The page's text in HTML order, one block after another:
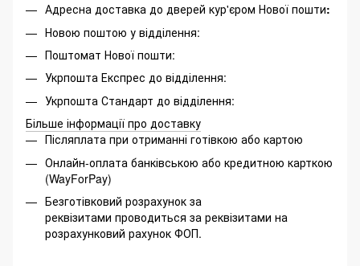
Адресна доставка до дверей кур'єром Нової пошти:
Новою поштою у відділення:
Поштомат Нової пошти:
Укрпошта Експрес до відділення:
Укрпошта Стандарт до відділення:
Більше інформації про доставку
Післяплата при отриманні готівкою або картою
Онлайн-оплата банківською або кредитною карткою
(WayForPay)
Безготівковий розрахунок за
реквізитами проводиться за реквізитами на
розрахунковий рахунок ФОП.